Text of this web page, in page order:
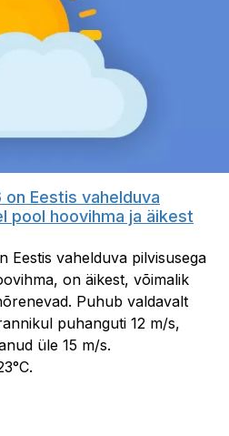
on Eestis vahelduva
pool hoovihma ja äikest
Eestis vahelduva pilvisusega
on äikest, võimalik
Puhub valdavalt
puhanguti 12 m/s,
üle 15 m/s.